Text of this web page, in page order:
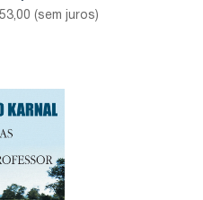
(sem juros)